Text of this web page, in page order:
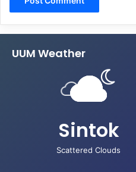
UUM Weather
Sintok
Scattered Clouds